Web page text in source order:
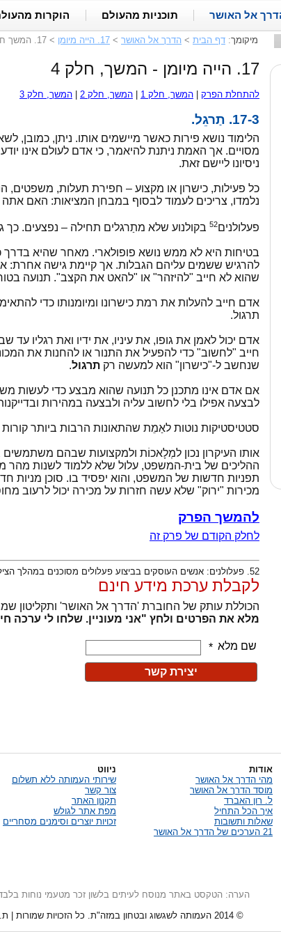
אל האושר תוכניות מהעולם הוקרות
מיקומך: דף הבית > הדרך אל האושר > 17. הייה מיומן > 17. המשך חלק 4
17. הייה מיומן - המשך, חלק 4
להתחלת הפרק המשך, חלק 1 המשך, חלק 2 המשך, חלק 3
17-3. תַרגֵל.
הלימוד נושא פירות כאשר מיישמים אותו. ניתן, כמובן,
מסויים. אך האמת ניתנת להיאמר, כי אדם לעולם אינו
ניסיונו ליישם זאת.
כל פעילות, כישרון או מקצוע – חפירת תעלות,
נלמדו, צריכים לעמוד לבסוף במבחן המציאות: האם אתה
פעלולנים52 בקולנוע שלא מתַרגלים תחילה – נפצעים. כך
בטיחות היא לא ממש נושא פופולארי. מאחר שהיא בדרך
להרגיש ששמים עליהם הגבלות. אך קיימת גישה אחרת:
שהוא לא חייב "להיזהר" או "להאט את הקצב". תנועה
אדם חייב להעלות את רמת כישרונו ומיומנותו כדי
תרגול.
אדם יכול לאמן את גופו, את עיניו, את ידיו ואת רגליו
חייב "לחשוב" כדי להפעיל את התנור או להחנות את
שנחשב ל-"כישרון" הוא למעשה רק תרגול.
אם אדם אינו מתכנן כל תנועה שהוא מבצע כדי לעשות
לבצעה אפילו בלי לחשוב עליה ולבצעה במהירות
סטטיסטיקות נוטות לאַמֵת שהתאונות הרבות ביותר
אותו העיקרון נכון למְלָאכוֹת ולמקצועות שבהם
ההליכים של בית-המשפט, עלול שלא ללמוד לשנות מהר
תפניות חדשות של המשפט, והוא יפסיד בו. סוכן מניות
מכירות "ירוק" שלא עשה חזרות על מכירה יכול לרעוב
להמשך הפרק
לחלק הקודם של פרק זה
52. פעלולנים: אנשים העוסקים בביצוע פעלולים מסוכנים במהלך הצילומים של סרטי קולנוע.
לקבלת ערכת מידע חינם
הכוללת עותק של החוברת 'הדרך אל האושר' ותקליטון
מלא את הפרטים ולחץ "אני מעוניין. שלחו לי ערכה
אודות
מהי הדרך אל האושר
מוסד הדרך אל האושר
ל. רון האברד
איך הכל התחיל
שאלות ותשובות
21 הערכים של הדרך אל האושר
ניווט
שירותי העמותה ללא תשלום
צור קשר
תקנון האתר
מפת אתר לגולש
זכויות יוצרים וסימנים מסחריים
מנוסח לעיתים בלשון זכר מטעמי נוחות בלבד, אך
| ת.ד 4445 תל-אביב 61043, טלפון: 03-5163976